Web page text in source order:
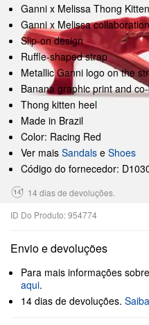
Ganni x Melissa Thong
Ganni x Melissa collaboration
Slip-on design
Ruffle-shaped strap
Metallic Ganni logo on the
Banana graphic print and
Thong kitten heel
Made in Brazil
Color: Racing Red
Ver mais Sandals e Shoes
Código do fornecedor:
14 dias de devoluções.
ID Do Produto: 954774
Envio e devoluções
Para mais informações
aqui.
14 dias de devoluções.